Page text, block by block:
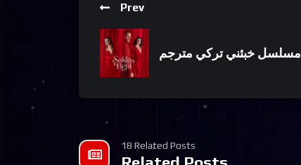
Prev
مسلسل خبئني تركي مترجم
18 Related Posts